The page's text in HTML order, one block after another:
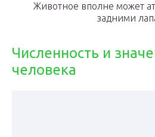
Животное вполне может
задними
Численность и
человека